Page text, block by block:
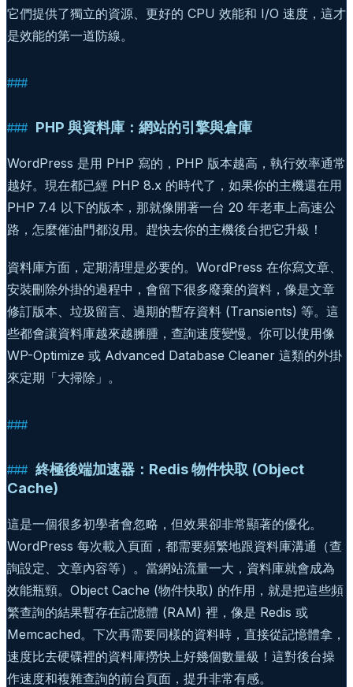
它們提供了獨立的資源、更好的 CPU 效能和 I/O 速度，這才
是效能的第一道防線。
PHP 與資料庫：網站的引擎與倉庫
WordPress 是用 PHP 寫的，PHP 版本越高，執行效率通常
越好。現在都已經 PHP 8.x 的時代了，如果你的主機還在用
PHP 7.4 以下的版本，那就像開著一台 20 年老車上高速公
路，怎麼催油門都沒用。趕快去你的主機後台把它升級！
資料庫方面，定期清理是必要的。WordPress 在你寫文章、
安裝刪除外掛的過程中，會留下很多廢棄的資料，像是文章
修訂版本、垃圾留言、過期的暫存資料 (Transients) 等。這
些都會讓資料庫越來越臃腫，查詢速度變慢。你可以使用像
WP-Optimize 或 Advanced Database Cleaner 這類的外掛
來定期「大掃除」。
終極後端加速器：Redis 物件快取 (Object
Cache)
這是一個很多初學者會忽略，但效果卻非常顯著的優化。
WordPress 每次載入頁面，都需要頻繁地跟資料庫溝通（查
詢設定、文章內容等）。當網站流量一大，資料庫就會成為
效能瓶頸。Object Cache (物件快取) 的作用，就是把這些頻
繁查詢的結果暫存在記憶體 (RAM) 裡，像是 Redis 或
Memcached。下次再需要同樣的資料時，直接從記憶體拿，
速度比去硬碟裡的資料庫撈快上好幾個數量級！這對後台操
作速度和複雜查詢的前台頁面，提升非常有感。